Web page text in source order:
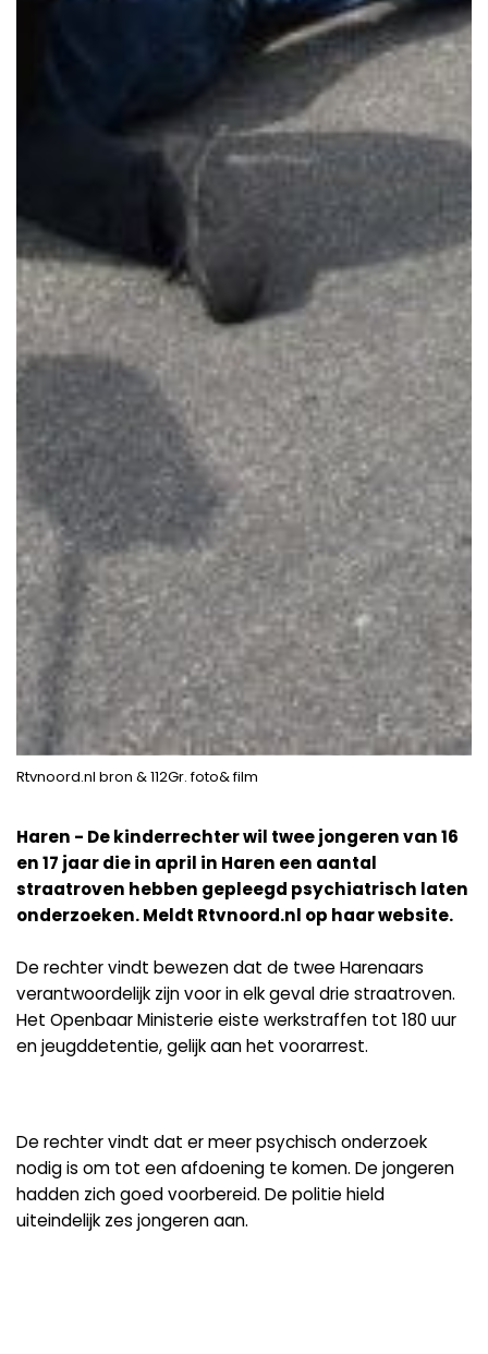
Rtvnoord.nl bron & 112Gr. foto& film
Haren - De kinderrechter wil twee jongeren van 16
en 17 jaar die in april in Haren een aantal
straatroven hebben gepleegd psychiatrisch laten
onderzoeken. Meldt Rtvnoord.nl op haar website.
De rechter vindt bewezen dat de twee Harenaars
verantwoordelijk zijn voor in elk geval drie straatroven.
Het Openbaar Ministerie eiste werkstraffen tot 180 uur
en jeugddetentie, gelijk aan het voorarrest.
De rechter vindt dat er meer psychisch onderzoek
nodig is om tot een afdoening te komen. De jongeren
hadden zich goed voorbereid. De politie hield
uiteindelijk zes jongeren aan.